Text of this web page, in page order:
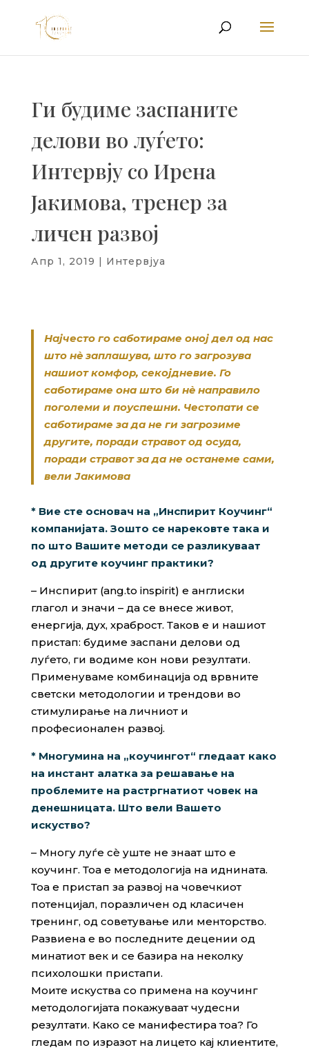
Ги будиме заспаните
делови во луѓето:
Интервју со Ирена
Јакимова, тренер за
личен развој
Апр 1, 2019 | Интервјуа
Најчесто го саботираме оној дел од нас
што нè заплашува, што го загрозува
нашиот комфор, секојдневие. Го
саботираме она што би нè направило
поголеми и поуспешни. Честопати се
саботираме за да не ги загрозиме
другите, поради стравот од осуда,
поради стравот за да не останеме сами,
вели Јакимова
* Вие сте основач на „Инспирит Коучинг“
компанијата. Зошто се нарековте така и
по што Вашите методи се разликуваат
од другите коучинг практики?
– Инспирит (ang.to inspirit) е англиски
глагол и значи – да се внесе живот,
енергија, дух, храброст. Таков е и нашиот
пристап: будиме заспани делови од
луѓето, ги водиме кон нови резултати.
Применуваме комбинација од врвните
светски методологии и трендови во
стимулирање на личниот и
професионален развој.
* Многумина на „коучингот“ гледаат како
на инстант алатка за решавање на
проблемите на растргнатиот човек на
денешницата. Што вели Вашето
искуство?
– Многу луѓе сè уште не знаат што е
коучинг. Тоа е методологија на иднината.
Тоа е пристап за развој на човечкиот
потенцијал, поразличен од класичен
тренинг, од советување или менторство.
Развиена е во последните децении од
минатиот век и се базира на неколку
психолошки пристапи.
Моите искуства со примена на коучинг
методологијата покажуваат чудесни
резултати. Како се манифестира тоа? Го
гледам по изразот на лицето кај клиентите,